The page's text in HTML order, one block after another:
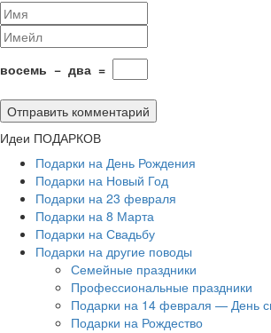
восемь − два =
Идеи ПОДАРКОВ
Подарки на День Рождения
Подарки на Новый Год
Подарки на 23 февраля
Подарки на 8 Марта
Подарки на Свадьбу
Подарки на другие поводы
Семейные праздники
Профессиональные праздники
Подарки на 14 февраля — День
Подарки на Рождество